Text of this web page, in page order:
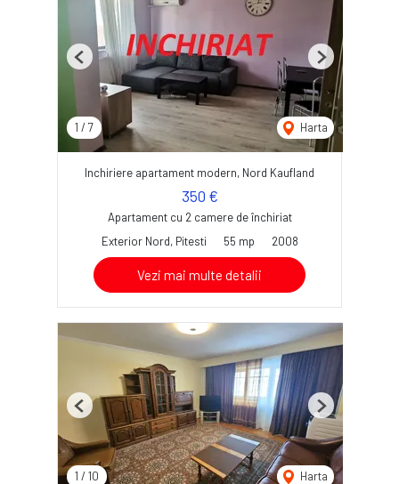
1 / 7 Harta
Previous Next
Inchiriere apartament modern, Nord Kaufland
350 €
Apartament cu 2 camere de închiriat
Exterior Nord, Pitesti
55 mp 2008
Vezi mai multe detalii
1 / 10 Harta
Previous Next